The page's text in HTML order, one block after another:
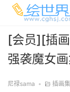
[会员][插
强袭魔女
尼禄sama • 插画集